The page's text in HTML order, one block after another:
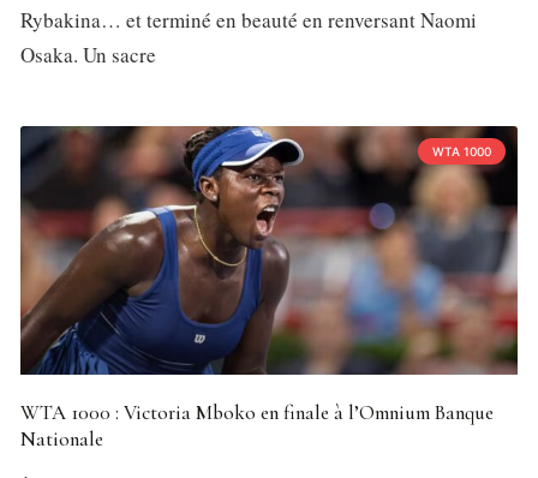
Rybakina… et terminé en beauté en renversant Naomi
Osaka. Un sacre
WTA 1000
WTA 1000 : Victoria Mboko en finale à l’Omnium Banque
Nationale